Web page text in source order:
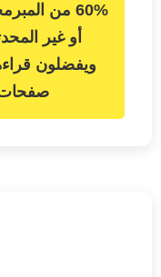
60% من
أو غير
ويفضلون
صفحات